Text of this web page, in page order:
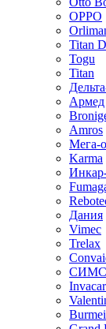
OPPO
Titan
Togu
Titan
Армед
Amros
Мега-
Karma
Дания
Vimec
Trelax